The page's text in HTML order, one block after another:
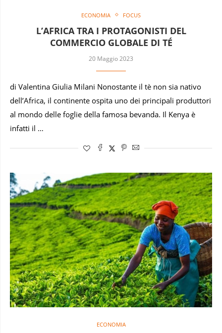
ECONOMIA FOCUS
L’AFRICA TRA I PROTAGONISTI DEL
COMMERCIO GLOBALE DI TÉ
20 Maggio 2023
di Valentina Giulia Milani Nonostante il tè non sia nativo
dell’Africa, il continente ospita uno dei principali produttori
al mondo delle foglie della famosa bevanda. Il Kenya è
infatti il …
ECONOMIA